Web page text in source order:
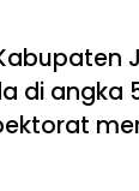
di angka